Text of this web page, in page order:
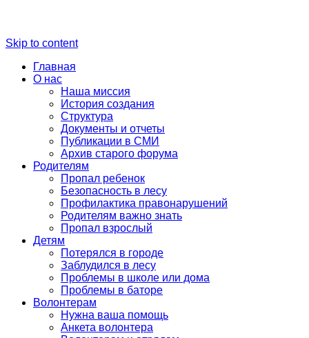
Skip to content
Главная
О нас
Наша миссия
История создания
Структура
Документы и отчеты
Публикации в СМИ
Архив старого форума
Родителям
Пропал ребенок
Безопасность в лесу
Профилактика правонарушений
Родителям важно знать
Пропал взрослый
Детям
Потерялся в городе
Заблудился в лесу
Проблемы в школе или дома
Проблемы в баторе
Волонтерам
Нужна ваша помощь
Анкета волонтера